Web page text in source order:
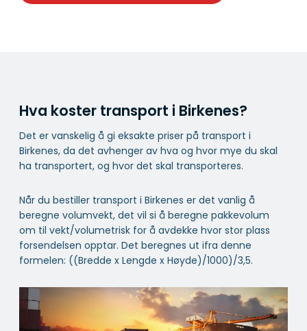
Hva koster transport i Birkenes?
Det er vanskelig å gi eksakte priser på transport i
Birkenes, da det avhenger av hva og hvor mye du skal
ha transportert, og hvor det skal transporteres.
Når du bestiller transport i Birkenes er det vanlig å
beregne volumvekt, det vil si å beregne pakkevolum
om til vekt/volumetrisk for å avdekke hvor stor plass
forsendelsen opptar. Det beregnes ut ifra denne
formelen: ((Bredde x Lengde x Høyde)/1000)/3,5.